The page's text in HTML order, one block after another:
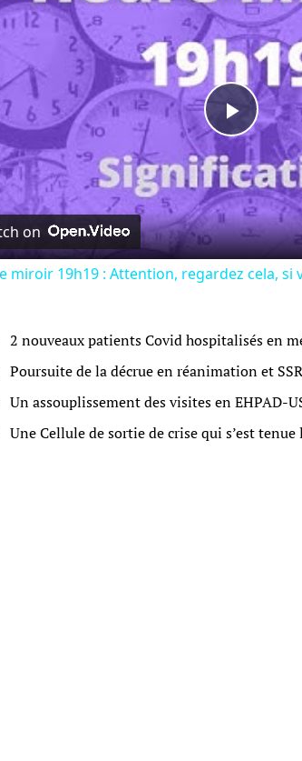
Play
Video
on
miroir 19h19 : Attention, regardez cela, si
2 nouveaux patients Covid hospitalisés en
Poursuite de la décrue en réanimation et SSR
Un assouplissement des visites en EHPAD-
Une Cellule de sortie de crise qui s’est tenue